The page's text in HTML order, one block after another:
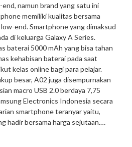
namun brand yang satu ini
memiliki kualitas bersama
end. Smartphone yang dimaksud
di keluarga Galaxy A Series.
baterai 5000 mAh yang bisa tahan
kehabisan baterai pada saat
kelas online bagi para pelajar.
besar, A02 juga disempurnakan
macro USB 2.0 berdaya 7,75
Electronics Indonesia secara
smartphone teranyar yaitu,
hadir bersama harga sejutaan.…